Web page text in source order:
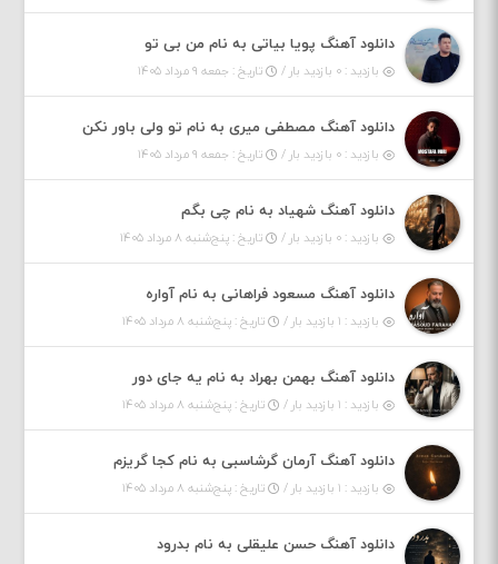
دانلود آهنگ پویا بیاتی به نام من بی تو
بازدید : ۰ بازدید بار / تاریخ : جمعه ۹ مرداد ۱۴۰۵
دانلود آهنگ مصطفی میری به نام تو ولی باور نکن
بازدید : ۰ بازدید بار / تاریخ : جمعه ۹ مرداد ۱۴۰۵
دانلود آهنگ شهیاد به نام چی بگم
بازدید : ۰ بازدید بار / تاریخ : پنج‌شنبه ۸ مرداد ۱۴۰۵
دانلود آهنگ مسعود فراهانی به نام آواره
بازدید : ۱ بازدید بار / تاریخ : پنج‌شنبه ۸ مرداد ۱۴۰۵
دانلود آهنگ بهمن بهراد به نام یه جای دور
بازدید : ۱ بازدید بار / تاریخ : پنج‌شنبه ۸ مرداد ۱۴۰۵
دانلود آهنگ آرمان گرشاسبی به نام کجا گریزم
بازدید : ۱ بازدید بار / تاریخ : پنج‌شنبه ۸ مرداد ۱۴۰۵
دانلود آهنگ حسن علیقلی به نام بدرود